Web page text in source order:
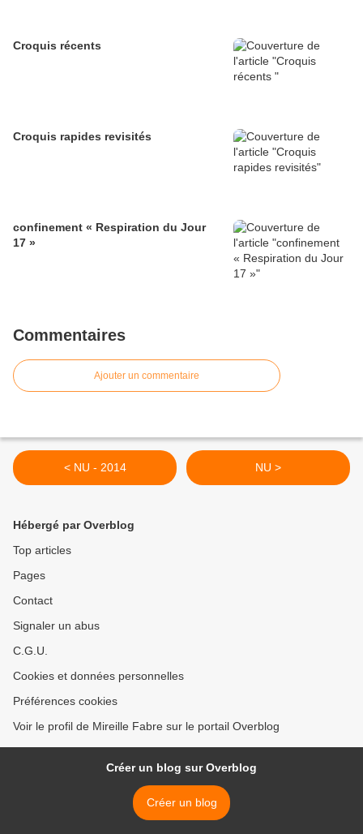
Croquis récents
Croquis rapides revisités
confinement « Respiration du Jour
17 »
Commentaires
Ajouter un commentaire
< NU - 2014 NU >
Hébergé par Overblog
Top articles
Pages
Contact
Signaler un abus
C.G.U.
Cookies et données personnelles
Préférences cookies
Voir le profil de Mireille Fabre sur le portail Overblog
Créer un blog sur Overblog
Créer un blog